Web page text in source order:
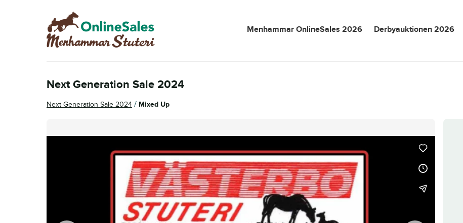
Hoppa
till
navigering
Hoppa
till
innehåll
Menhammar OnlineSales 2026 Derbyauktionen 2026
Next Generation Sale 2024
Next Generation Sale 2024 / Mixed Up